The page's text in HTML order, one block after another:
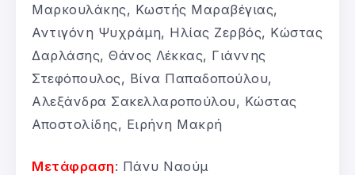
Μαρκουλάκης, Κωστής Μαραβέγιας,
Αντιγόνη Ψυχράμη, Ηλίας Ζερβός, Κώστας
Δαρλάσης, Θάνος Λέκκας, Γιάννης
Στεφόπουλος, Βίνα Παπαδοπούλου,
Αλεξάνδρα Σακελλαροπούλου, Κώστας
Αποστολίδης, Ειρήνη Μακρή
Μετάφραση: Πάνυ Ναούμ